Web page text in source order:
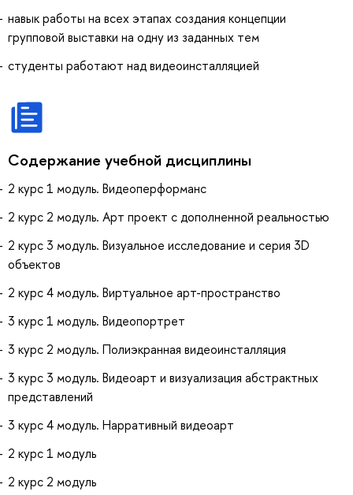
навык работы на всех этапах создания концепции
групповой выставки на одну из заданных тем
студенты работают над видеоинсталляцией
Содержание учебной дисциплины
2 курс 1 модуль. Видеоперформанс
2 курс 2 модуль. Арт проект с дополненной реальностью
2 курс 3 модуль. Визуальное исследование и серия 3D
объектов
2 курс 4 модуль. Виртуальное арт-пространство
3 курс 1 модуль. Видеопортрет
3 курс 2 модуль. Полиэкранная видеоинсталляция
3 курс 3 модуль. Видеоарт и визуализация абстрактных
представлений
3 курс 4 модуль. Нарративный видеоарт
2 курс 1 модуль
2 курс 2 модуль